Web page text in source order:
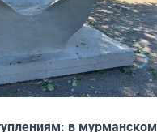
в мурманском